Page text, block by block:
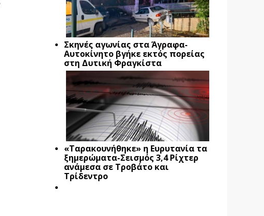
Σκηνές αγωνίας στα Άγραφα-
Αυτοκίνητο βγήκε εκτός πορείας
στη Δυτική Φραγκίστα
«Ταρακουνήθηκε» η Ευρυτανία τα
ξημερώματα-Σεισμός 3,4 Ρίχτερ
ανάμεσα σε Τροβάτο και
Τρίδεντρο